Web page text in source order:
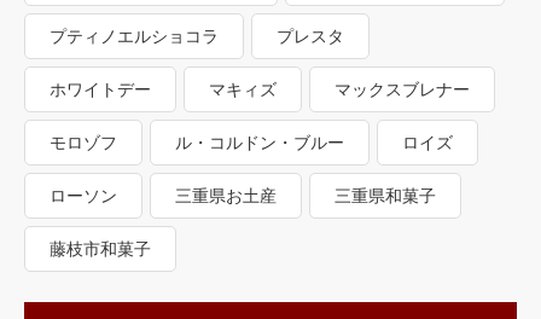
プティノエルショコラ プレスタ
ホワイトデー マキィズ マックスブレナー
モロゾフ ル・コルドン・ブルー ロイズ
ローソン 三重県お土産 三重県和菓子
藤枝市和菓子